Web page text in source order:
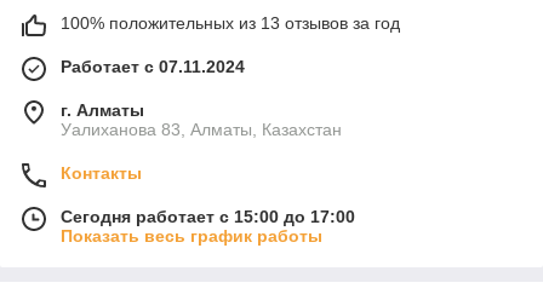
100% положительных из 13 отзывов за год
Работает с 07.11.2024
г. Алматы
Уалиханова 83, Алматы, Казахстан
Контакты
Сегодня работает с 15:00 до 17:00
Показать весь график работы